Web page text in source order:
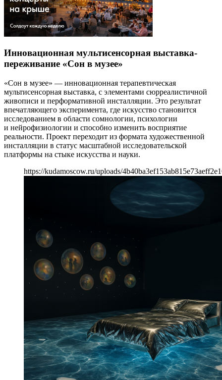
Инновационная мультисенсорная выставка-
переживание «Сон в музее»
«Сон в музее» — инновационная терапевтическая
мультисенсорная выставка, с элементами сюрреалистичной
живописи и перформативной инсталляции. Это результат
впечатляющего эксперимента, где искусство становится
исследованием в области сомнологии, психологии
и нейрофизиологии и способно изменить восприятие
реальности. Проект переходит из формата художественной
инсталляции в статус масштабной исследовательской
платформы на стыке искусства и науки.
https://kudamoscow.ru/uploads/